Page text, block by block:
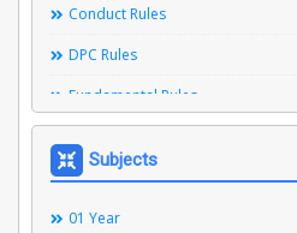
Conduct Rules
DPC Rules
Fundamental Rules
Ministerial Service Rules
Right To Information Act
Subjects
01 Year